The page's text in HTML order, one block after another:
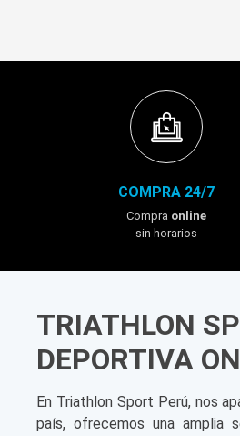
COMPRA 24/7
Compra online
sin horarios
TRIATHLON
DEPORTIVA
En Triathlon Sport Perú, nos
país, ofrecemos una amplia